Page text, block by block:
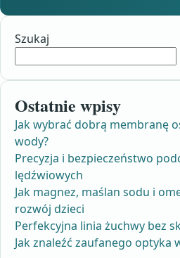
Szukaj
Ostatnie wpisy
Jak wybrać dobrą membranę
wody?
Precyzja i bezpieczeństwo
lędźwiowych
Jak magnez, maślan sodu i
rozwój dzieci
Perfekcyjna linia żuchwy bez
Jak znaleźć zaufanego optyka